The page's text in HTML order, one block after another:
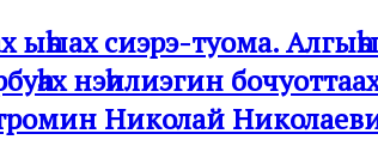
сиэрэ-туома.
нэһилиэгин
Николай